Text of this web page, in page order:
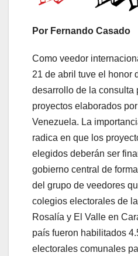
Por Fernando Casado
Como veedor
21 de abril tuve el honor
desarrollo de la consulta
proyectos elaborados
Venezuela. La
radica en que los
elegidos deberán ser
gobierno central de
del grupo de veedores
colegios electorales de
Rosalía y El Valle en
país fueron habilitados
electorales comunales